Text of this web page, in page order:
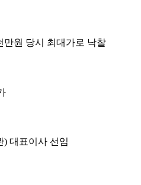
만원 당시 최대가로 낙찰
) 대표이사 선임